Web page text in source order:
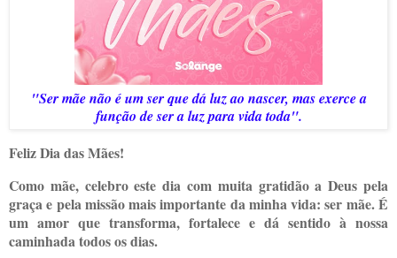
"Ser mãe não é um ser que dá luz ao nascer, mas exerce a
função de ser a luz para vida toda".
Feliz Dia das Mães!
Como mãe, celebro este dia com muita gratidão a Deus pela
graça e pela missão mais importante da minha vida: ser mãe. É
um amor que transforma, fortalece e dá sentido à nossa
caminhada todos os dias.